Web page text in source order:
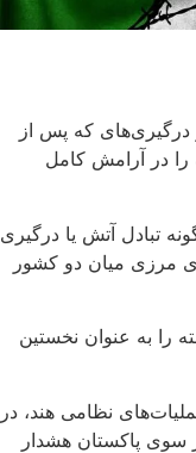
که پس از
در آرامش کامل
تبادل آتش یا درگیری
مرزی میان دو کشور
را به عنوان نخستین
نظامی هند، در
پاکستان هشدار